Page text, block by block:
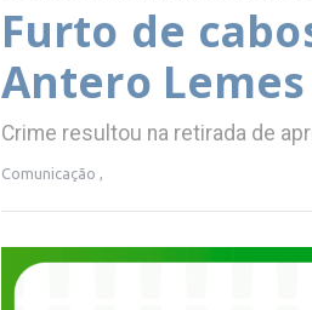
Furto de
Antero
Crime resultou na retirada de
Comunicação ,